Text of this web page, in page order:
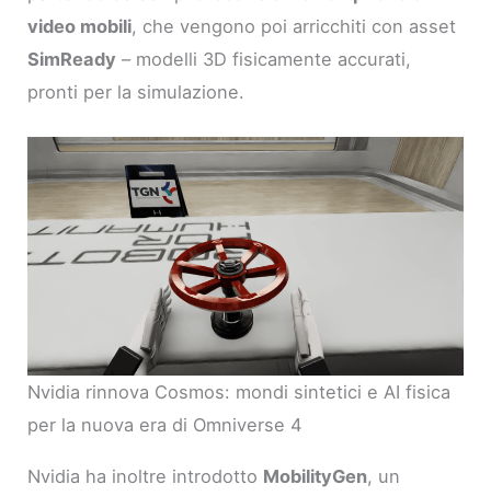
video mobili, che vengono poi arricchiti con asset
SimReady – modelli 3D fisicamente accurati,
pronti per la simulazione.
Nvidia rinnova Cosmos: mondi sintetici e AI fisica
per la nuova era di Omniverse 4
Nvidia ha inoltre introdotto MobilityGen, un